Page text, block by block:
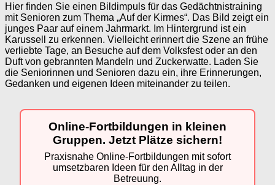
Hier finden Sie einen Bildimpuls für das Gedächtnistraining
mit Senioren zum Thema „Auf der Kirmes“. Das Bild zeigt ein
junges Paar auf einem Jahrmarkt. Im Hintergrund ist ein
Karussell zu erkennen. Vielleicht erinnert die Szene an frühe
verliebte Tage, an Besuche auf dem Volksfest oder an den
Duft von gebrannten Mandeln und Zuckerwatte. Laden Sie
die Seniorinnen und Senioren dazu ein, ihre Erinnerungen,
Gedanken und eigenen Ideen miteinander zu teilen.
Online-Fortbildungen in kleinen
Gruppen. Jetzt Plätze sichern!
Praxisnahe Online-Fortbildungen mit sofort
umsetzbaren Ideen für den Alltag in der
Betreuung.